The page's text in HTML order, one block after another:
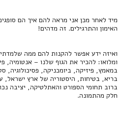
מיד לאחר מכן אני מראה להם איך הם
האימון והתרגילים. זה מדהים!
ואיזה ידע אפשר להקנות להם ממה שלמדתי
ומלואו: להכיר את הגוף שלנו – אנטומיה,
במאמץ, פיזיקה, ביומכניקה, פסיכולוגיה,
בריא, בטיחות, היסטוריה של ארץ ישראל,
ברוב תחומי הספורט והאתלטיקה, יציבה
חלק מהתמונה.